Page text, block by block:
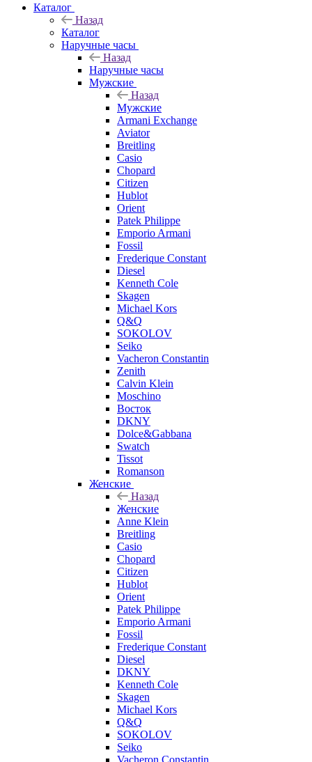
Каталог
Назад
Каталог
Наручные часы
Назад
Наручные часы
Мужские
Назад
Мужские
Armani Exchange
Aviator
Breitling
Casio
Chopard
Citizen
Hublot
Orient
Patek Philippe
Emporio Armani
Fossil
Frederique Constant
Diesel
Kenneth Cole
Skagen
Michael Kors
Q&Q
SOKOLOV
Seiko
Vacheron Constantin
Zenith
Calvin Klein
Moschino
Восток
DKNY
Dolce&Gabbana
Swatch
Tissot
Romanson
Женские
Назад
Женские
Anne Klein
Breitling
Casio
Chopard
Citizen
Hublot
Orient
Patek Philippe
Emporio Armani
Fossil
Frederique Constant
Diesel
DKNY
Kenneth Cole
Skagen
Michael Kors
Q&Q
SOKOLOV
Seiko
Vacheron Constantin